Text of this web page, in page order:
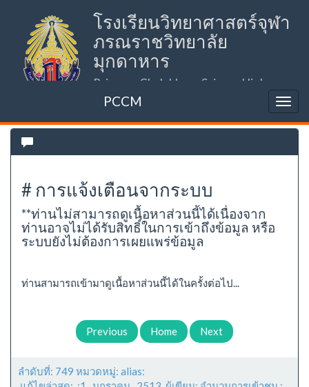
โรงเรียนวิทยาศาสตร์จุฬา
ภรณราชวิทยาลัย
มุกดาหาร
Princess Chulabhorn Science High
School Mukdahan (PCSHSM)
PCCM
# การแจ้งเตือนจากระบบ
**ท่านไม่สามารถดูเนื้อหาส่วนนี้ได้เนื่องจาก
ท่านอาจไม่ได้รับสิทธิ์ในการเข้าถึงข้อมูล หรือ
ระบบยังไม่ต้องการเผยแพร่ข้อมูล
ท่านสามารถเข้ามาดูเนื้อหาส่วนนี้ได้ในครั้งต่อไป...
Previous Home Next
ลำดับที่: 749 หมวดหมู่: alias: